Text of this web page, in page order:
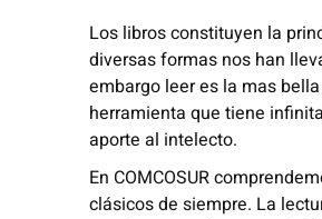
Los libros constituyen la
diversas formas nos han
embargo leer es la mas
herramienta que tiene
aporte al intelecto.
En COMCOSUR
clásicos de siempre. La